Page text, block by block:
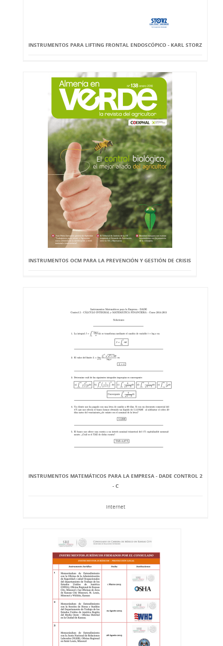
INSTRUMENTOS PARA LIFTING FRONTAL ENDOSCÓPICO - KARL STORZ
INSTRUMENTOS OCM PARA LA PREVENCIÓN Y GESTIÓN DE CRISIS
INSTRUMENTOS MATEMÁTICOS PARA LA EMPRESA - DADE CONTROL 2
- C
Internet